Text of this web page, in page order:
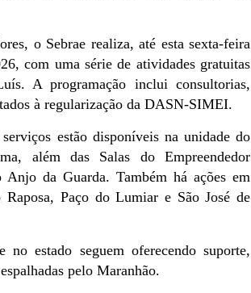
o Sebrae realiza, até esta sexta-feira
com uma série de atividades gratuitas
A programação inclui consultorias,
à regularização da DASN-SIMEI.
estão disponíveis na unidade do
além das Salas do Empreendedor
da Guarda. Também há ações em
Paço do Lumiar e São José de
no estado seguem oferecendo suporte,
pelo Maranhão.